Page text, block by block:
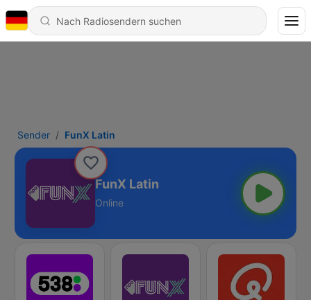
Sender FunX Latin
FunX Latin
Online